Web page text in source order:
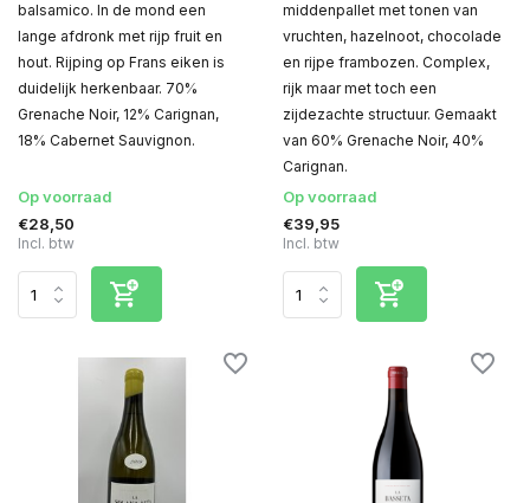
balsamico. In de mond een
lange afdronk met rijp fruit en
hout. Rijping op Frans eiken is
duidelijk herkenbaar. 70%
Grenache Noir, 12% Carignan,
18% Cabernet Sauvignon.
Op voorraad
€28,50
Incl. btw
middenpallet met tonen van
vruchten, hazelnoot, chocolade
en rijpe frambozen. Complex,
rijk maar met toch een
zijdezachte structuur. Gemaakt
van 60% Grenache Noir, 40%
Carignan.
Op voorraad
€39,95
Incl. btw